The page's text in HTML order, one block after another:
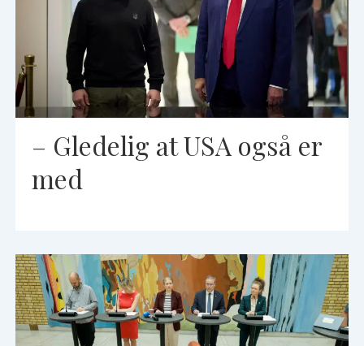
– Gledelig at USA også er
med